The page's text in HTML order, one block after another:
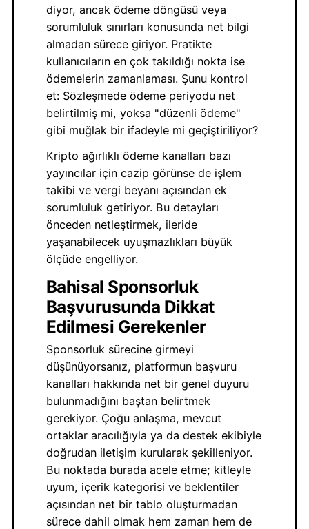
diyor, ancak ödeme döngüsü veya
sorumluluk sınırları konusunda net bilgi
almadan sürece giriyor. Pratikte
kullanıcıların en çok takıldığı nokta ise
ödemelerin zamanlaması. Şunu kontrol
et: Sözleşmede ödeme periyodu net
belirtilmiş mi, yoksa "düzenli ödeme"
gibi muğlak bir ifadeyle mi geçiştiriliyor?
Kripto ağırlıklı ödeme kanalları bazı
yayıncılar için cazip görünse de işlem
takibi ve vergi beyanı açısından ek
sorumluluk getiriyor. Bu detayları
önceden netleştirmek, ileride
yaşanabilecek uyuşmazlıkları büyük
ölçüde engelliyor.
Bahisal Sponsorluk
Başvurusunda Dikkat
Edilmesi Gerekenler
Sponsorluk sürecine girmeyi
düşünüyorsanız, platformun başvuru
kanalları hakkında net bir genel duyuru
bulunmadığını baştan belirtmek
gerekiyor. Çoğu anlaşma, mevcut
ortaklar aracılığıyla ya da destek ekibiyle
doğrudan iletişim kurularak şekilleniyor.
Bu noktada burada acele etme; kitleyle
uyum, içerik kategorisi ve beklentiler
açısından net bir tablo oluşturmadan
sürece dahil olmak hem zaman hem de